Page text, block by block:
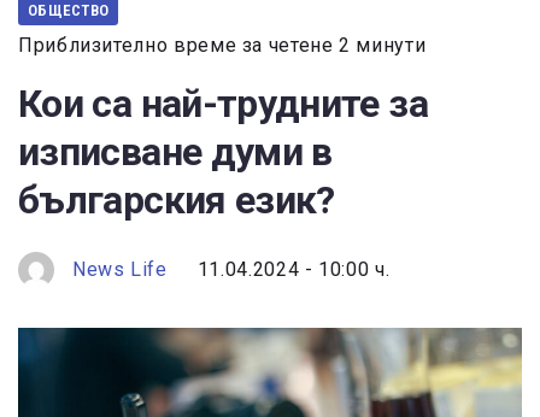
ОБЩЕСТВО
Приблизително време за четене 2 минути
Кои са най-трудните за
изписване думи в
българския език?
News Life 11.04.2024 - 10:00 ч.